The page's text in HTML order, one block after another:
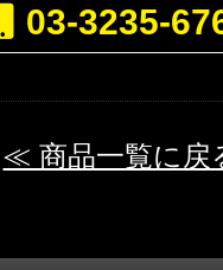
03-3235-
≪ 商品一覧に戻